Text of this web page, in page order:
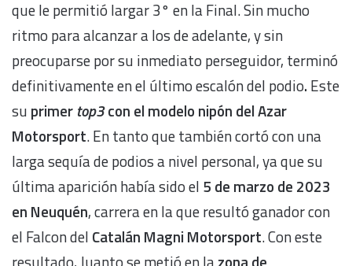
que le permitió largar 3° en la Final. Sin mucho
ritmo para alcanzar a los de adelante, y sin
preocuparse por su inmediato perseguidor, terminó
definitivamente en el último escalón del podio. Este
su primer top3con el modelo nipón del Azar
Motorsport. En tanto que también cortó con una
larga sequía de podios a nivel personal, ya que su
última aparición había sido el 5 de marzo de 2023
en Neuquén, carrera en la que resultó ganador con
el Falcon del Catalán Magni Motorsport. Con este